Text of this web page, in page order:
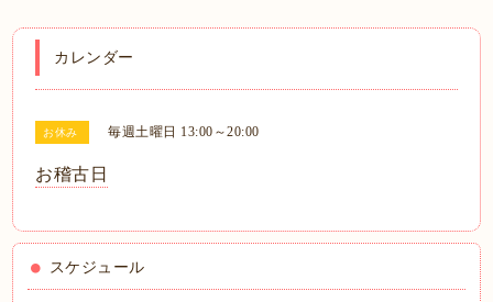
カレンダー
お休み 毎週土曜日 13:00～20:00
お稽古日
スケジュール